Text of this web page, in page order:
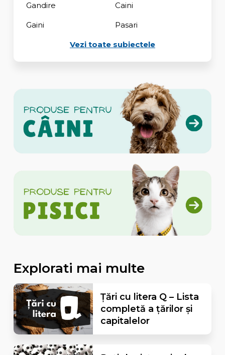
Gandire Caini
Gaini Pasari
Vezi toate subiectele
Explorati mai multe
Țări cu litera Q – Lista
completă a țărilor și
capitalelor